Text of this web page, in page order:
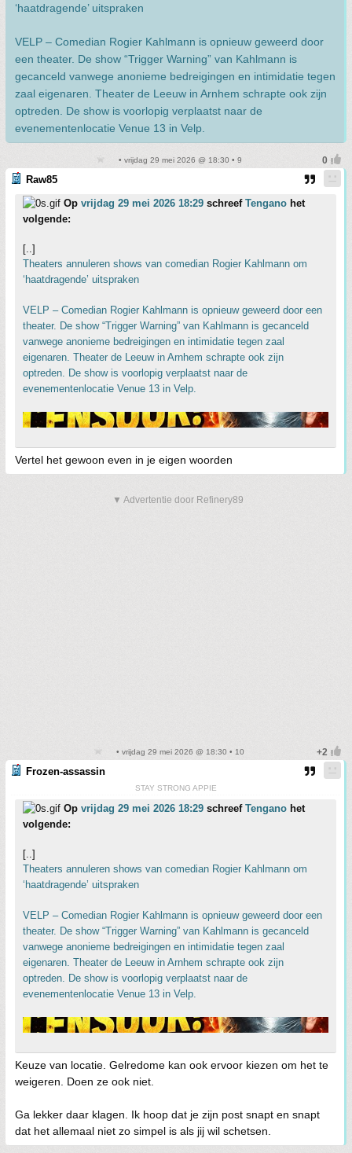
‘haatdragende’ uitspraken
VELP – Comedian Rogier Kahlmann is opnieuw geweerd door
een theater. De show “Trigger Warning” van Kahlmann is
gecanceld vanwege anonieme bedreigingen en intimidatie tegen
zaal eigenaren. Theater de Leeuw in Arnhem schrapte ook zijn
optreden. De show is voorlopig verplaatst naar de
evenementenlocatie Venue 13 in Velp.
• vrijdag 29 mei 2026 @ 18:30 • 9
Raw85
Op vrijdag 29 mei 2026 18:29 schreef Tengano het
volgende:
[..]
Theaters annuleren shows van comedian Rogier Kahlmann om
‘haatdragende’ uitspraken
VELP – Comedian Rogier Kahlmann is opnieuw geweerd door een
theater. De show “Trigger Warning” van Kahlmann is gecanceld
vanwege anonieme bedreigingen en intimidatie tegen zaal
eigenaren. Theater de Leeuw in Arnhem schrapte ook zijn
optreden. De show is voorlopig verplaatst naar de
evenementenlocatie Venue 13 in Velp.
Vertel het gewoon even in je eigen woorden
▼ Advertentie door Refinery89
• vrijdag 29 mei 2026 @ 18:30 • 10
Frozen-assassin
STAY STRONG APPIE
Op vrijdag 29 mei 2026 18:29 schreef Tengano het
volgende:
[..]
Theaters annuleren shows van comedian Rogier Kahlmann om
‘haatdragende’ uitspraken
VELP – Comedian Rogier Kahlmann is opnieuw geweerd door een
theater. De show “Trigger Warning” van Kahlmann is gecanceld
vanwege anonieme bedreigingen en intimidatie tegen zaal
eigenaren. Theater de Leeuw in Arnhem schrapte ook zijn
optreden. De show is voorlopig verplaatst naar de
evenementenlocatie Venue 13 in Velp.
Keuze van locatie. Gelredome kan ook ervoor kiezen om het te
weigeren. Doen ze ook niet.
Ga lekker daar klagen. Ik hoop dat je zijn post snapt en snapt
dat het allemaal niet zo simpel is als jij wil schetsen.